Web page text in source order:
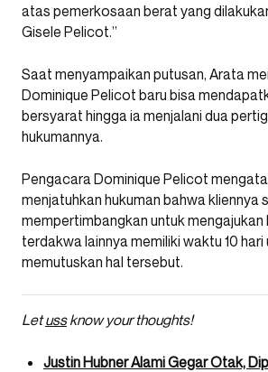
atas pemerkosaan berat yang
Gisele Pelicot.”
Saat menyampaikan putusan, Arata
Dominique Pelicot baru bisa
bersyarat hingga ia menjalani dua
hukumannya.
Pengacara Dominique Pelicot
menjatuhkan hukuman bahwa kliennya
mempertimbangkan untuk mengajukan
terdakwa lainnya memiliki waktu 10 hari
memutuskan hal tersebut.
Letussknow your thoughts!
Justin Hubner Alami Gegar Otak,